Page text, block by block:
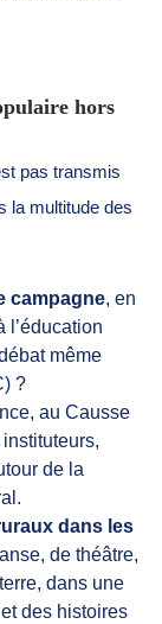
hors
pas transmis
la multitude des
campagne, en
l’éducation
même
?
au Causse
de la
dans les
de théâtre,
dans une
des histoires